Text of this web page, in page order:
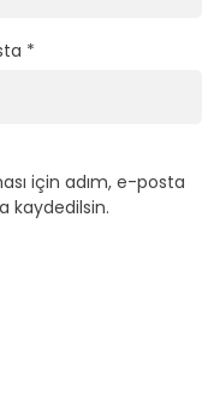
*
için adım, e-posta
kaydedilsin.